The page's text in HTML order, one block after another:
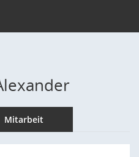
Mitarbeit